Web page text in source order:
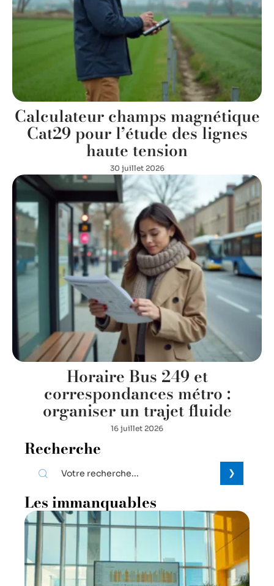
Calculateur champs magnétique
Cat29 pour l’étude des lignes
haute tension
30 juillet 2026
Horaire Bus 249 et
correspondances métro :
organiser un trajet fluide
16 juillet 2026
Recherche
Les immanquables